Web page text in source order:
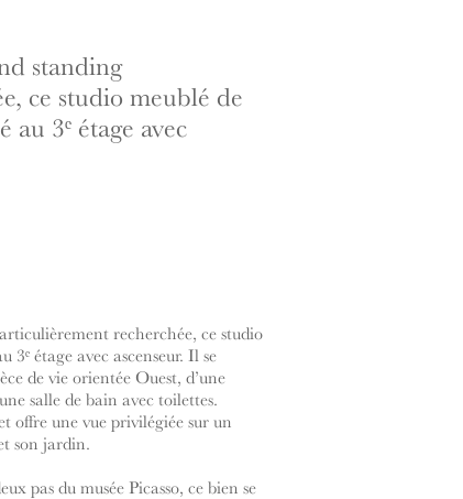
standing
ce studio meublé de
au 3ᵉ étage avec
recherchée, ce studio
3ᵉ étage avec ascenseur. Il se
de vie orientée Ouest, d’une
salle de bain avec toilettes.
offre une vue privilégiée sur un
son jardin.
pas du musée Picasso, ce bien se